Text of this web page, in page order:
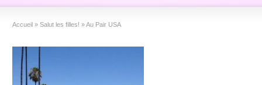
Accueil » Salut les filles! »Au Pair USA